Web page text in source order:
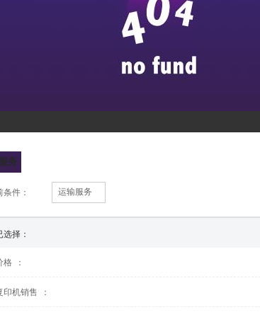
务
条件： 运输服务
选择：
格 ：
印机销售 ：